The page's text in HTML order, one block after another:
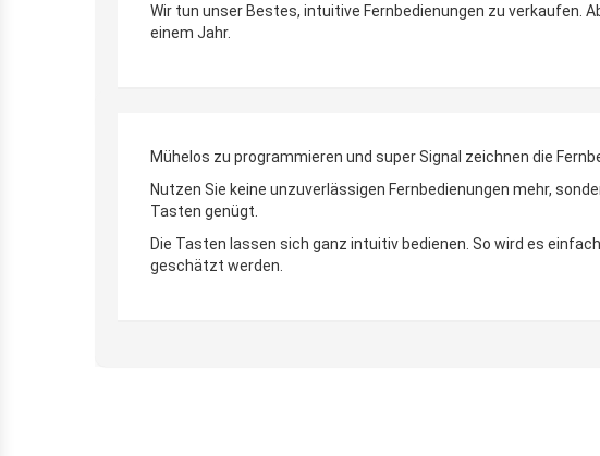
Wir tun unser Bestes, intuitive Fernbedienungen zu verkaufen.
einem Jahr.
Mühelos zu programmieren und super Signal zeichnen die
Nutzen Sie keine unzuverlässigen Fernbedienungen mehr,
Tasten genügt.
Die Tasten lassen sich ganz intuitiv bedienen. So wird es
geschätzt werden.